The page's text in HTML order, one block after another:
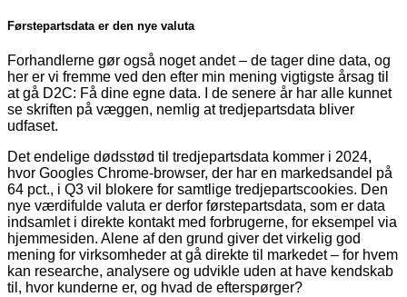
Førstepartsdata er den nye valuta
Forhandlerne gør også noget andet – de tager dine data, og
her er vi fremme ved den efter min mening vigtigste årsag til
at gå D2C: Få dine egne data. I de senere år har alle kunnet
se skriften på væggen, nemlig at tredjepartsdata bliver
udfaset.
Det endelige dødsstød til tredjepartsdata kommer i 2024,
hvor Googles Chrome-browser, der har en markedsandel på
64 pct., i Q3 vil blokere for samtlige tredjepartscookies. Den
nye værdifulde valuta er derfor førstepartsdata, som er data
indsamlet i direkte kontakt med forbrugerne, for eksempel via
hjemmesiden. Alene af den grund giver det virkelig god
mening for virksomheder at gå direkte til markedet – for hvem
kan researche, analysere og udvikle uden at have kendskab
til, hvor kunderne er, og hvad de efterspørger?